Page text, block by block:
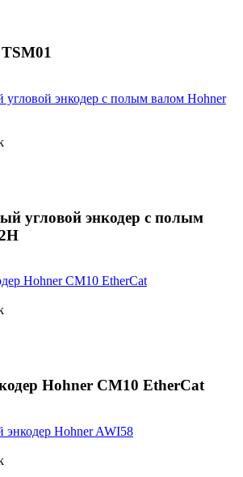
угловой энкодер с полым
Hohner CM10 EtherCat